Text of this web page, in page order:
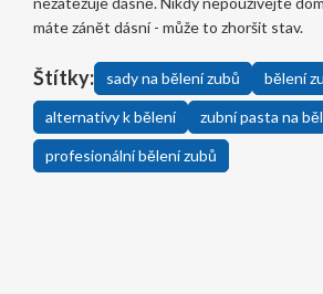
máte zánět dásní - může to zhoršit stav.
Štítky: sady na bělení zubů bělení
alternativy k bělení zubní pasta na
profesionální bělení zubů